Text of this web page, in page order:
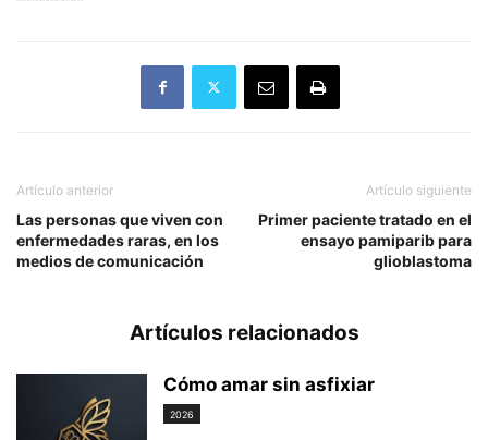
Artículo anterior
Las personas que viven con
enfermedades raras, en los
medios de comunicación
Artículo siguiente
Primer paciente tratado en el
ensayo pamiparib para
glioblastoma
Artículos relacionados
Cómo amar sin asfixiar
2026